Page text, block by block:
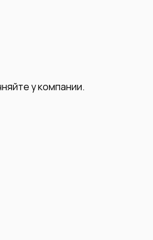
у компании.